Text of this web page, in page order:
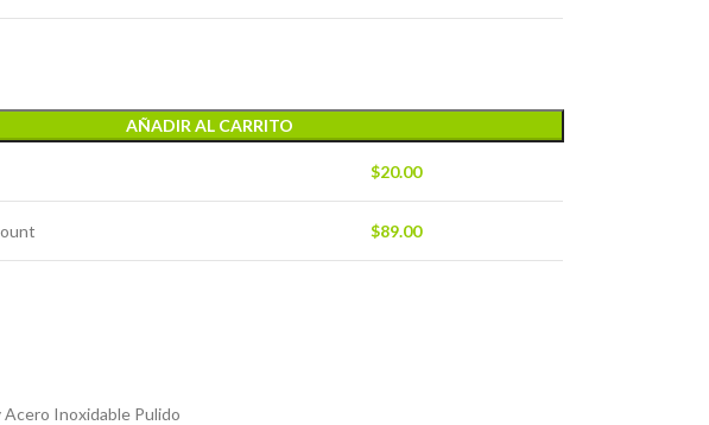
AÑADIR AL CARRITO
$20.00
$89.00
Inoxidable Pulido